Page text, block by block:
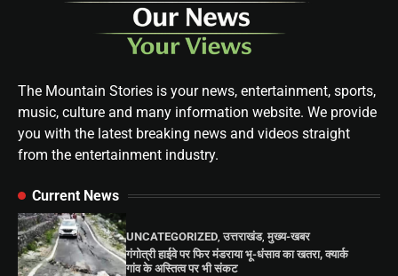
The Mountain Stories is your news, entertainment, sports,
music, culture and many information website. We provide
you with the latest breaking news and videos straight
from the entertainment industry.
Current News
UNCATEGORIZED ,उत्तराखंड,मुख्य-खबर
गंगोत्री हाईवे पर फिर मंडराया भू-धंसाव का खतरा, क्यार्क
गांव के अस्तित्व पर भी संकट